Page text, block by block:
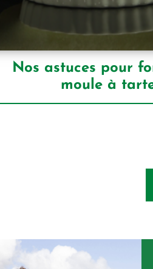
Nos astuces pour
moule à